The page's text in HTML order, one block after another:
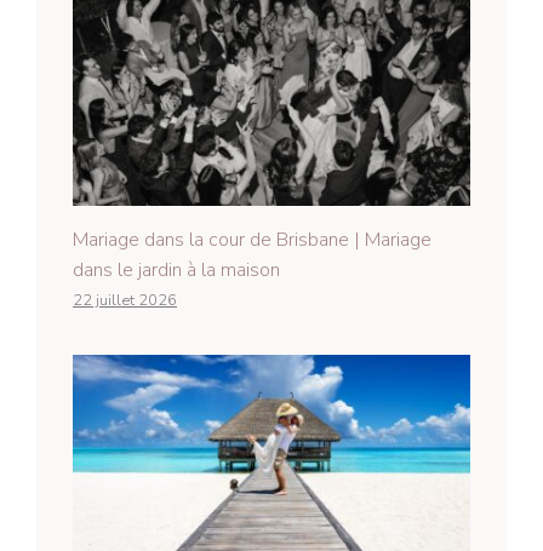
Mariage dans la cour de Brisbane | Mariage
dans le jardin à la maison
22 juillet 2026